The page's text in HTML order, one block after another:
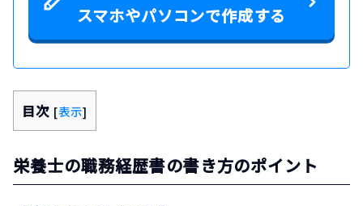
スマホやパソコンで作成する
目次 [表示]
栄養士の職務経歴書の書き方のポイント